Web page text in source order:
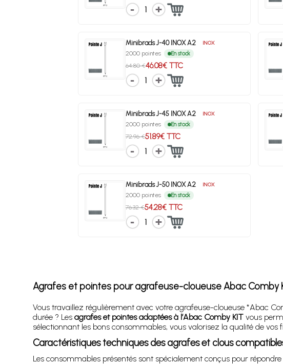
1
Minibrads J-40 INOX A2 INOX
2000 pointes En stock
64.80 €46.08€ TTC
1
Minibrads J-45 INOX A2 INOX
2000 pointes En stock
72.96 €51.89€ TTC
1
Minibrads J-50 INOX A2 INOX
2000 pointes En stock
76.32 €54.28€ TTC
1
Agrafes et pointes pour agrafeuse-cloueuse Abac Comby
Vous travaillez régulièrement avec votre agrafeuse-cloueuse *Abac
durée ? Les agrafes et pointes adaptées à l’Abac Comby KITvous
sélectionnant les bons consommables, vous valorisez la qualité de
Caractéristiques techniques des agrafes et clous
Les consommables présentés sont spécialement conçus pour